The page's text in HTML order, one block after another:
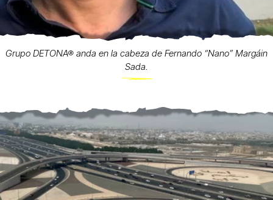
Grupo DETONA® anda en la cabeza de Fernando “Nano” Margáin
Sada.